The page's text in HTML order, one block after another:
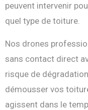
peuvent intervenir
quel type de toiture.
Nos drones
sans contact direct
risque de
démousser vos
agissent dans le